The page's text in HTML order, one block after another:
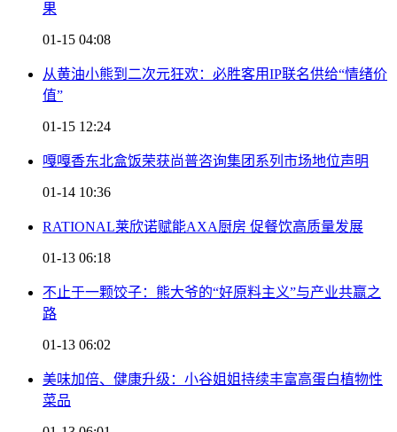
果
01-15 04:08
从黄油小熊到二次元狂欢：必胜客用IP联名供给“情绪价
值”
01-15 12:24
嘎嘎香东北盒饭荣获尚普咨询集团系列市场地位声明
01-14 10:36
RATIONAL莱欣诺赋能AXA厨房 促餐饮高质量发展
01-13 06:18
不止于一颗饺子：熊大爷的“好原料主义”与产业共赢之
路
01-13 06:02
美味加倍、健康升级：小谷姐姐持续丰富高蛋白植物性
菜品